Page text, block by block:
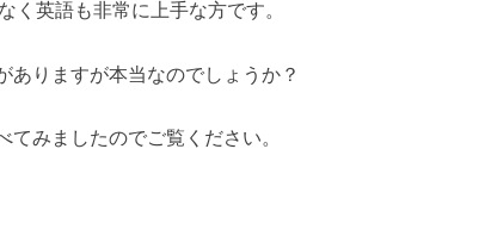
く英語も非常に上手な方です。
ありますが本当なのでしょうか？
てみましたのでご覧ください。